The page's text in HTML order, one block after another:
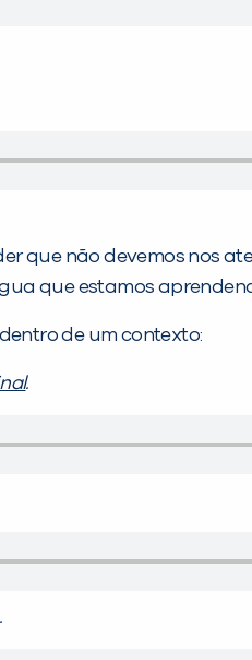
que não devemos nos
que estamos
de um contexto:
.